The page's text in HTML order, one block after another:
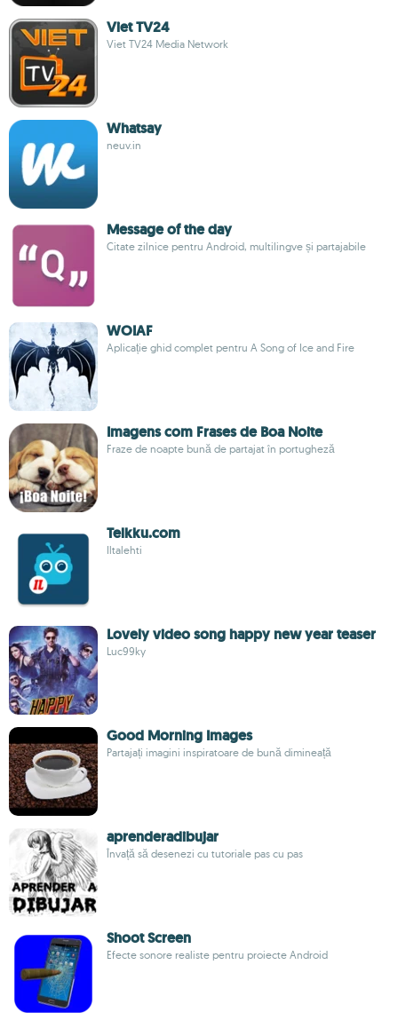
Viet TV24
Viet TV24 Media Network
Whatsay
neuv.in
Message of the day
Citate zilnice pentru Android, multilingve și partajabile
WOIAF
Aplicație ghid complet pentru A Song of Ice and Fire
Imagens com Frases de Boa Noite
Fraze de noapte bună de partajat în portugheză
Telkku.com
Iltalehti
Lovely video song happy new year teaser
Luc99ky
Good Morning Images
Partajați imagini inspiratoare de bună dimineață
aprenderadibujar
Învață să desenezi cu tutoriale pas cu pas
Shoot Screen
Efecte sonore realiste pentru proiecte Android